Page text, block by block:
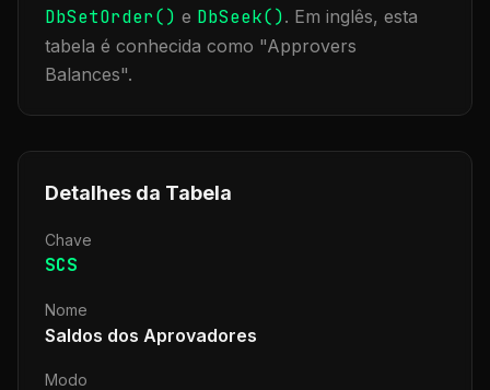
DbSetOrder() e DbSeek(). Em inglês, esta
tabela é conhecida como "Approvers
Balances".
Detalhes da Tabela
Chave
SCS
Nome
Saldos dos Aprovadores
Modo